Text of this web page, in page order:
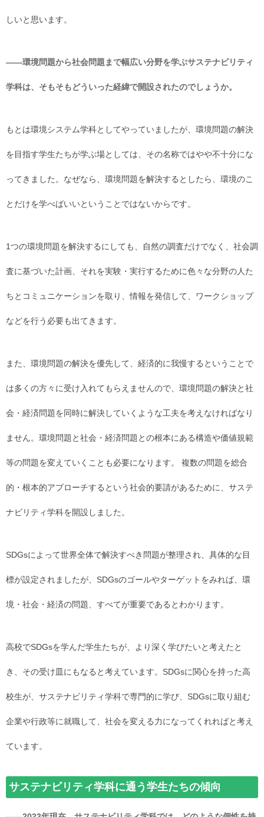
しいと思います。
――環境問題から社会問題まで幅広い分野を学ぶサステナビリティ
学科は、そもそもどういった経緯で開設されたのでしょうか。
もとは環境システム学科としてやっていましたが、環境問題の解決
を目指す学生たちが学ぶ場としては、その名称ではやや不十分にな
ってきました。なぜなら、環境問題を解決するとしたら、環境のこ
とだけを学べばいいということではないからです。
1つの環境問題を解決するにしても、自然の調査だけでなく、社会調
査に基づいた計画、それを実験・実行するために色々な分野の人た
ちとコミュニケーションを取り、情報を発信して、ワークショップ
などを行う必要も出てきます。
また、環境問題の解決を優先して、経済的に我慢するということで
は多くの方々に受け入れてもらえませんので、環境問題の解決と社
会・経済問題を同時に解決していくような工夫を考えなければなり
ません。環境問題と社会・経済問題との根本にある構造や価値規範
等の問題を変えていくことも必要になります。 複数の問題を総合
的・根本的アプローチするという社会的要請があるために、サステ
ナビリティ学科を開設しました。
SDGsによって世界全体で解決すべき問題が整理され、具体的な目
標が設定されましたが、SDGsのゴールやターゲットをみれば、環
境・社会・経済の問題、すべてが重要であるとわかります。
高校でSDGsを学んだ学生たちが、より深く学びたいと考えたと
き、その受け皿にもなると考えています。SDGsに関心を持った高
校生が、サステナビリティ学科で専門的に学び、SDGsに取り組む
企業や行政等に就職して、社会を変える力になってくれればと考え
ています。
サステナビリティ学科に通う学生たちの傾向